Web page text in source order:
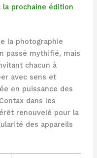
la prochaine édition
la photographie
passé mythifié, mais
chacun à
avec sens et
en puissance des
dans les
renouvelé pour la
des appareils